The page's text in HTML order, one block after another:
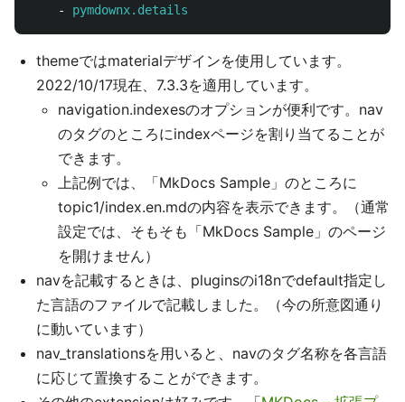
-
pymdownx.details
themeではmaterialデザインを使用しています。
2022/10/17現在、7.3.3を適用しています。
navigation.indexesのオプションが便利です。nav
のタグのところにindexページを割り当てることが
できます。
上記例では、「MkDocs Sample」のところに
topic1/index.en.mdの内容を表示できます。（通常
設定では、そもそも「MkDocs Sample」のページ
を開けません）
navを記載するときは、pluginsのi18nでdefault指定し
た言語のファイルで記載しました。（今の所意図通り
に動いています）
nav_translationsを用いると、navのタグ名称を各言語
に応じて置換することができます。